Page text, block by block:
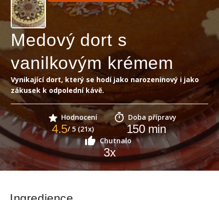
Medový dort s
vanilkovým krémem
Vynikající dort, který se hodí jako narozeninový i jako
zákusek k odpolední kávě.
Hodnocení
4.5/ 5 (21x)
Doba přípravy
150min
Chutnalo
3x